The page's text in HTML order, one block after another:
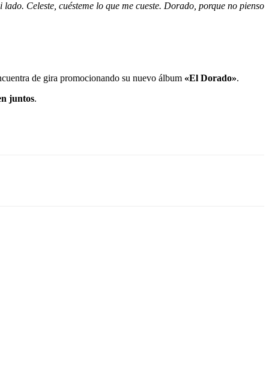
Celeste, cuésteme lo que me cueste. Dorado, porque no pienso
de gira promocionando su nuevo álbum «El Dorado».
juntos.